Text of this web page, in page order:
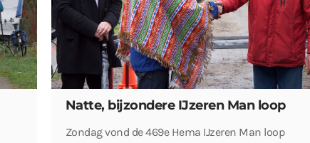
Natte, bijzondere IJzeren Man loop
Zondag vond de 469e Hema IJzeren Man loop